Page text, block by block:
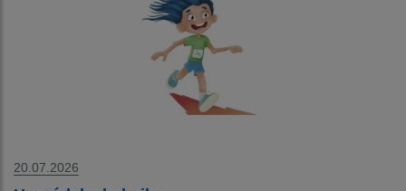
20.07.2026